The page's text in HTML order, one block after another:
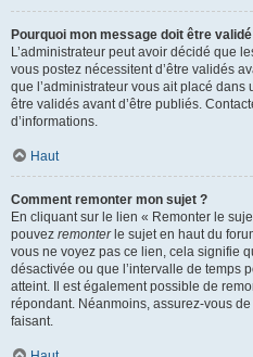
Pourquoi mon message doit être
L’administrateur peut avoir décidé que
vous postez nécessitent d’être validés
que l’administrateur vous ait placé
être validés avant d’être publiés.
d’informations.
Haut
Comment remonter mon sujet ?
En cliquant sur le lien « Remonter le
pouvez remonterle sujet en haut du
vous ne voyez pas ce lien, cela signifie
désactivée ou que l’intervalle de temps
atteint. Il est également possible de
répondant. Néanmoins, assurez-vous
faisant.